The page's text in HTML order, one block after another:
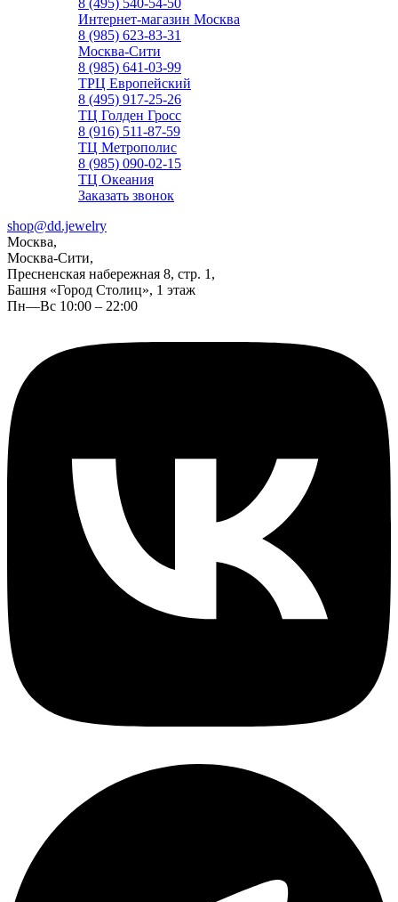
8 (495) 540-54-50
Интернет-магазин Москва
8 (985) 623-83-31
Москва-Сити
8 (985) 641-03-99
ТРЦ Европейский
8 (495) 917-25-26
ТЦ Голден Гросс
8 (916) 511-87-59
ТЦ Метрополис
8 (985) 090-02-15
ТЦ Океания
Заказать звонок
shop@dd.jewelry
Москва,
Москва-Сити,
Пресненская набережная 8, стр. 1,
Башня «Город Столиц», 1 этаж
Пн—Вс 10:00 – 22:00